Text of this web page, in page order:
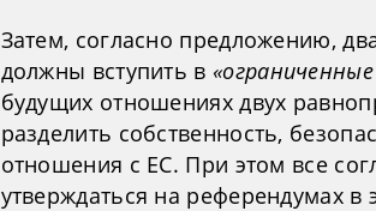
Затем, согласно предложению,
должны вступить в
будущих отношениях двух
разделить собственность,
отношения с ЕС. При этом все
утверждаться на референдумах в